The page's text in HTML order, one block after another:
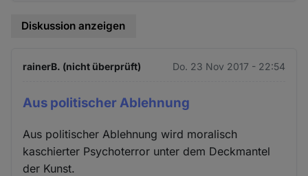
Diskussion anzeigen
rainerB. (nicht überprüft) Do. 23 Nov 2017 - 22:54
Aus politischer Ablehnung
Aus politischer Ablehnung wird moralisch
kaschierter Psychoterror unter dem Deckmantel
der Kunst.